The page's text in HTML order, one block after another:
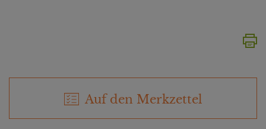
Auf den Merkzettel